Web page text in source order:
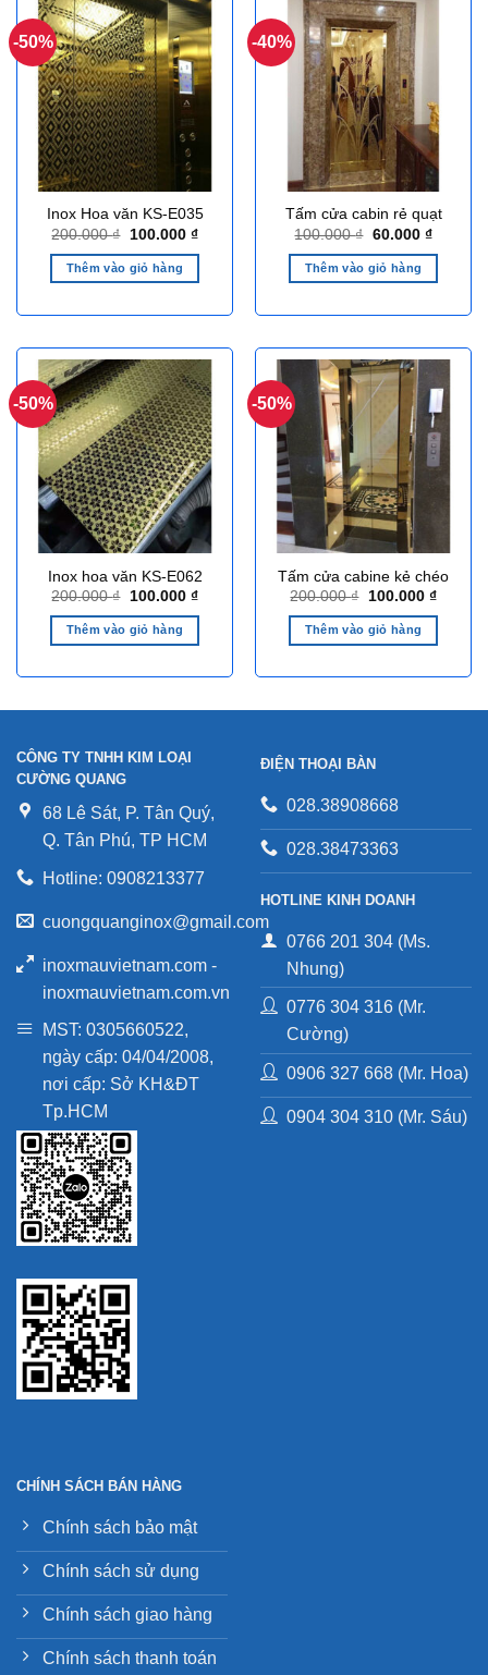
-50%
Inox Hoa văn KS-E035
200.000₫
Giá
là:
200.000 ₫.
100.000 ₫Giá
Thêm vào giỏ hàng
-40%
Tấm cửa cabin rẻ quạt
100.000₫ Giá
là:
100.000 ₫.
60.000 ₫Giá
Thêm vào giỏ hàng
-50%
Inox hoa văn KS-E062
200.000₫
Giá
là:
200.000 ₫.
100.000 ₫Giá
Thêm vào giỏ hàng
-50%
Tấm cửa cabine kẻ chéo
200.000₫
Giá
là:
200.000 ₫.
100.000 ₫Giá
Thêm vào giỏ hàng
CÔNG TY TNHH KIM LOẠI
CƯỜNG QUANG
68 Lê Sát, P. Tân Quý,
Q. Tân Phú, TP HCM
Hotline: 0908213377
cuongquanginox@gmail.com
inoxmauvietnam.com -
inoxmauvietnam.com.vn
MST: 0305660522,
ngày cấp: 04/04/2008,
nơi cấp: Sở KH&ĐT
Tp.HCM
ĐIỆN THOẠI BÀN
028.38908668
028.38473363
HOTLINE KINH DOANH
0766 201 304 (Ms.
Nhung)
0776 304 316 (Mr.
Cường)
0906 327 668 (Mr. Hoa)
0904 304 310 (Mr. Sáu)
CHÍNH SÁCH BÁN HÀNG
Chính sách bảo mật
Chính sách sử dụng
Chính sách giao hàng
Chính sách thanh toán